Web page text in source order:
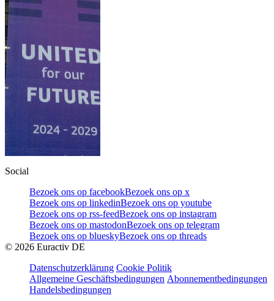
Social
Bezoek ons op facebookBezoek ons op x
Bezoek ons op linkedinBezoek ons op youtube
Bezoek ons op rss-feedBezoek ons op instagram
Bezoek ons op mastodonBezoek ons op telegram
Bezoek ons op blueskyBezoek ons op threads
© 2026 Euractiv DE
Datenschutzerklärung Cookie Politik
Allgemeine Geschäftsbedingungen Abonnementbedingungen
Handelsbedingungen